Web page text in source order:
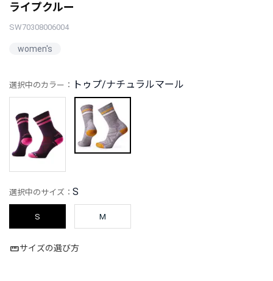
ライプクルー
SW70308006004
women's
選択中のカラー： トゥプ/ナチュラルマール
選択中のサイズ： S
S M
サイズの選び方